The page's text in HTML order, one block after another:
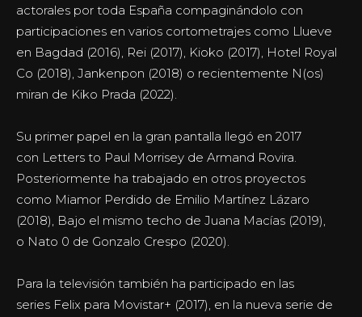
actorales por toda España compaginándolo con
participaciones en varios cortometrajes como Llueve
en Bagdad (2016), Rei (2017), Kioko (2017), Hotel Royal
Co (2018), Jankenpon (2018) o recientemente N(os)
miran de Kiko Prada (2022).
Su primer papel en la gran pantalla llegó en 2017
con Letters to Paul Morrisey de Armand Rovira.
Posteriormente ha trabajado en otros proyectos
como Miamor Perdido de Emilio Martínez Lázaro
(2018), Bajo el mismo techo de Juana Macías (2019),
o Nato 0 de Gonzalo Crespo (2020).
Para la televisión también ha participado en las
series Felix para Movistar+ (2017), en la nueva serie de